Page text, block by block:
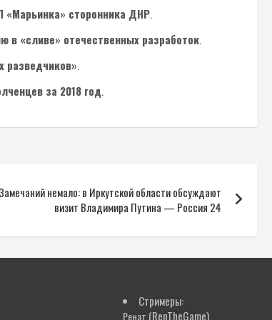
«Марьинка» сторонника ДНР.
в «сливе» отечественных разработок.
разведчиков».
за 2018 год.
Замечаний немало: в Иркутской области обсуждают
визит Владимира Путина — Россия 24
Стримеры:
Ренат (RenTheGame)